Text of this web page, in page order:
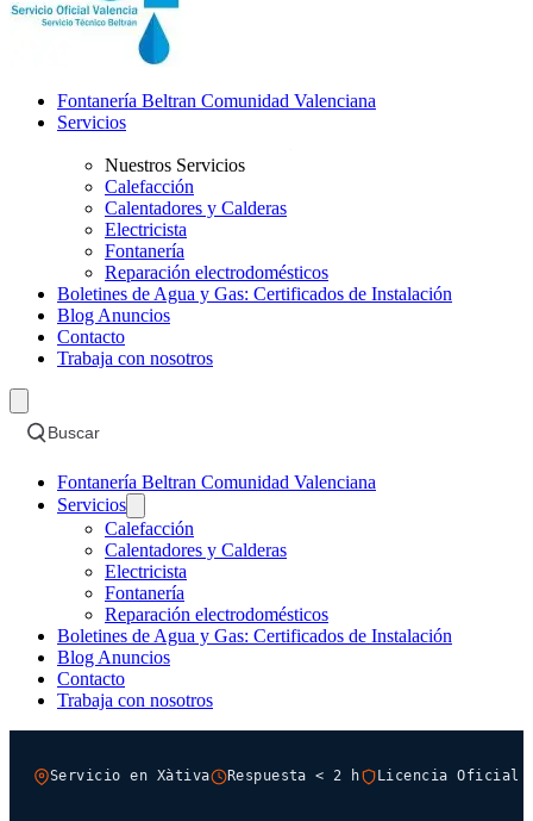
Fontanería Beltran Comunidad Valenciana
Servicios
Nuestros Servicios
Calefacción
Calentadores y Calderas
Electricista
Fontanería
Reparación electrodomésticos
Boletines de Agua y Gas: Certificados de Instalación
Blog Anuncios
Contacto
Trabaja con nosotros
Buscar
Fontanería Beltran Comunidad Valenciana
Servicios
Calefacción
Calentadores y Calderas
Electricista
Fontanería
Reparación electrodomésticos
Boletines de Agua y Gas: Certificados de Instalación
Blog Anuncios
Contacto
Trabaja con nosotros
Servicio en Xàtiva Respuesta < 2 h Licencia Oficial